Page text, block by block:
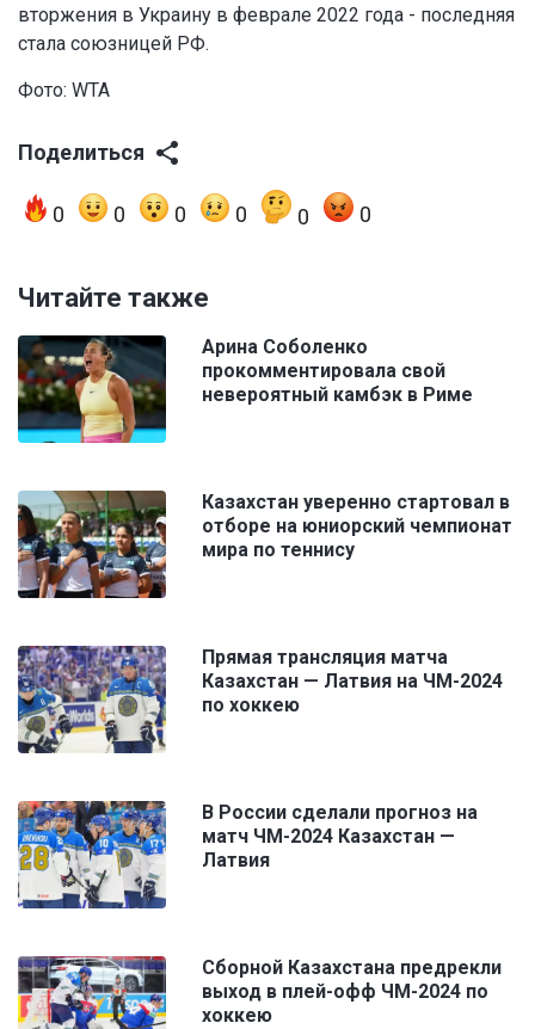
вторжения в Украину в феврале 2022 года - последняя
стала союзницей РФ.
Фото: WTA
Поделиться
0 0 0 0 0 0
Читайте также
Aрина Соболенко
прокомментировала свой
невероятный камбэк в Риме
Казахстан уверенно стартовал в
отборе на юниорский чемпионат
мира по теннису
Прямая трансляция матча
Казахстан — Латвия на ЧМ-2024
по хоккею
В России сделали прогноз на
матч ЧМ-2024 Казахстан —
Латвия
Сборной Казахстана предрекли
выход в плей-офф ЧМ-2024 по
хоккею